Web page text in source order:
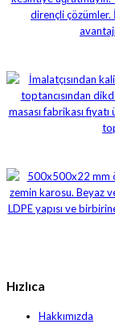
Hızlıca
Hakkımızda